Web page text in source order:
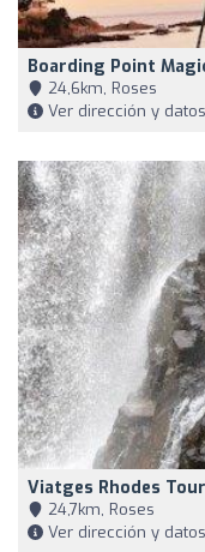
Boarding Point
24,6km, Roses
Ver dirección y
Viatges Rhodes
24,7km, Roses
Ver dirección y